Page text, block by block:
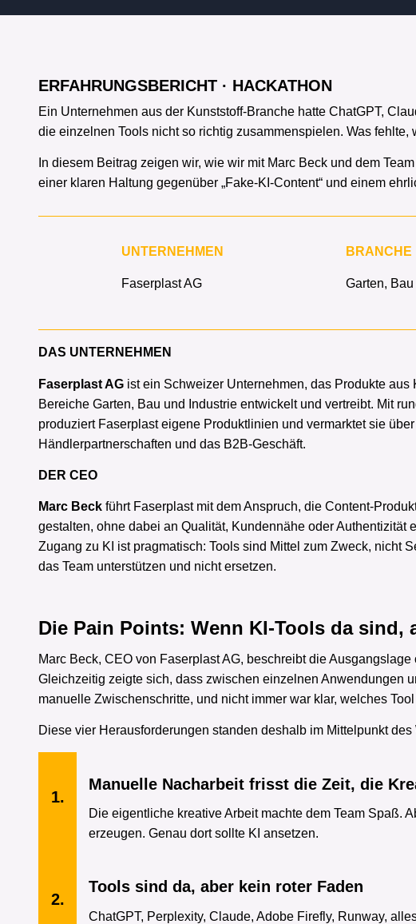
ERFAHRUNGSBERICHT · HACKATHON
Ein Unternehmen aus der Kunststoff-Branche hatte ChatGPT,
die einzelnen Tools nicht so richtig zusammenspielen. Was fehlte,
In diesem Beitrag zeigen wir, wie wir mit Marc Beck und dem
einer klaren Haltung gegenüber „Fake-KI-Content“ und einem
UNTERNEHMEN
Faserplast AG
BRANCHE
Garten,
DAS UNTERNEHMEN
Faserplast AG ist ein Schweizer Unternehmen, das Produkte aus
Bereiche Garten, Bau und Industrie entwickelt und vertreibt. Mit
produziert Faserplast eigene Produktlinien und vermarktet sie
Händlerpartnerschaften und das B2B-Geschäft.
DER CEO
Marc Beck führt Faserplast mit dem Anspruch, die Content-
gestalten, ohne dabei an Qualität, Kundennähe oder Authentizität
Zugang zu KI ist pragmatisch: Tools sind Mittel zum Zweck, nicht
das Team unterstützen und nicht ersetzen.
Die Pain Points: Wenn KI-Tools da sind,
Marc Beck, CEO von Faserplast AG, beschreibt die
Gleichzeitig zeigte sich, dass zwischen einzelnen Anwendungen
manuelle Zwischenschritte, und nicht immer war klar, welches
Diese vier Herausforderungen standen deshalb im Mittelpunkt des
1.
Manuelle Nacharbeit frisst die Zeit, die
Die eigentliche kreative Arbeit machte dem Team Spaß.
erzeugen. Genau dort sollte KI ansetzen.
2.
Tools sind da, aber kein roter Faden
ChatGPT, Perplexity, Claude, Adobe Firefly, Runway,